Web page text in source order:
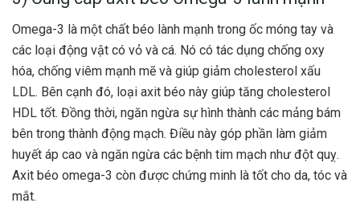
Omega-3 là một chất béo lành mạnh trong ốc móng tay và
các loại động vật có vỏ và cá. Nó có tác dụng chống oxy
hóa, chống viêm mạnh mẽ và giúp giảm cholesterol xấu
LDL. Bên cạnh đó, loại axit béo này giúp tăng cholesterol
HDL tốt. Đồng thời, ngăn ngừa sự hình thành các mảng bám
bên trong thành động mạch. Điều này góp phần làm giảm
huyết áp cao và ngăn ngừa các bệnh tim mạch như đột quỵ.
Axit béo omega-3 còn được chứng minh là tốt cho da, tóc và
mắt.